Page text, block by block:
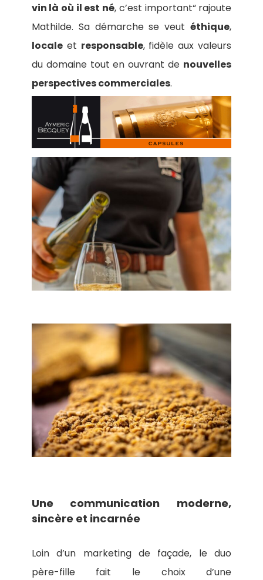
vin là où il est né, c’est important“ rajoute
Mathilde. Sa démarche se veutéthique,
localeet responsable, fidèle aux valeurs
du domaine tout en ouvrant de nouvelles
perspectives commerciales.
Une communication moderne,
sincère et incarnée
Loin d’un marketing de façade, le duo
père-fille fait le choix d’une